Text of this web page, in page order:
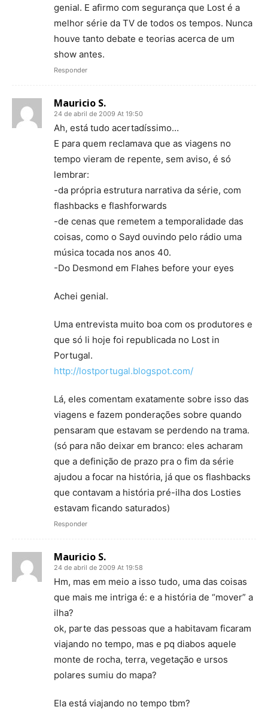
genial. E afirmo com segurança que Lost é a
melhor série da TV de todos os tempos. Nunca
houve tanto debate e teorias acerca de um
show antes.
Responder
Mauricio S.
24 de abril de 2009 At 19:50
Ah, está tudo acertadíssimo…
E para quem reclamava que as viagens no
tempo vieram de repente, sem aviso, é só
lembrar:
-da própria estrutura narrativa da série, com
flashbacks e flashforwards
-de cenas que remetem a temporalidade das
coisas, como o Sayd ouvindo pelo rádio uma
música tocada nos anos 40.
-Do Desmond em Flahes before your eyes
Achei genial.
Uma entrevista muito boa com os produtores e
que só li hoje foi republicada no Lost in
Portugal.
http://lostportugal.blogspot.com/
Lá, eles comentam exatamente sobre isso das
viagens e fazem ponderações sobre quando
pensaram que estavam se perdendo na trama.
(só para não deixar em branco: eles acharam
que a definição de prazo pra o fim da série
ajudou a focar na história, já que os flashbacks
que contavam a história pré-ilha dos Losties
estavam ficando saturados)
Responder
Mauricio S.
24 de abril de 2009 At 19:58
Hm, mas em meio a isso tudo, uma das coisas
que mais me intriga é: e a história de “mover” a
ilha?
ok, parte das pessoas que a habitavam ficaram
viajando no tempo, mas e pq diabos aquele
monte de rocha, terra, vegetação e ursos
polares sumiu do mapa?
Ela está viajando no tempo tbm?